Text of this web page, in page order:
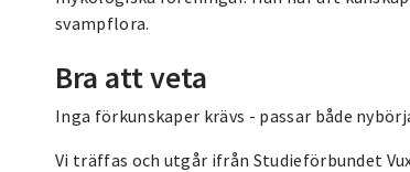
svampflora.
Bra att veta
Inga förkunskaper krävs - passar både
Vi träffas och utgår ifrån Studieförbundet